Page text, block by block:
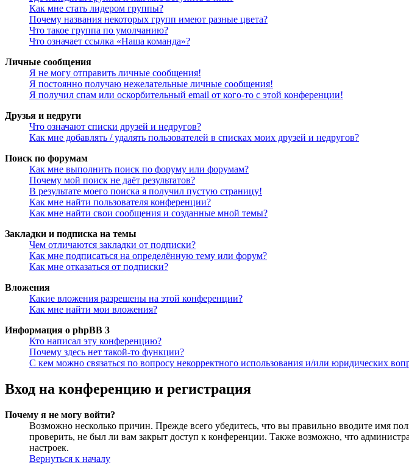
Как мне стать лидером группы?
Почему названия некоторых групп имеют разные цвета?
Что такое группа по умолчанию?
Что означает ссылка «Наша команда»?
Личные сообщения
Я не могу отправить личные сообщения!
Я постоянно получаю нежелательные личные сообщения!
Я получил спам или оскорбительный email от кого-то с этой конференции!
Друзья и недруги
Что означают списки друзей и недругов?
Как мне добавлять / удалять пользователей в списках моих друзей и недругов?
Поиск по форумам
Как мне выполнить поиск по форуму или форумам?
Почему мой поиск не даёт результатов?
В результате моего поиска я получил пустую страницу!
Как мне найти пользователя конференции?
Как мне найти свои сообщения и созданные мной темы?
Закладки и подписка на темы
Чем отличаются закладки от подписки?
Как мне подписаться на определённую тему или форум?
Как мне отказаться от подписки?
Вложения
Какие вложения разрешены на этой конференции?
Как мне найти мои вложения?
Информация о phpBB 3
Кто написал эту конференцию?
Почему здесь нет такой-то функции?
С кем можно связаться по вопросу некорректного использования и/или юридических
Вход на конференцию и регистрация
Почему я не могу войти?
Возможно несколько причин. Прежде всего убедитесь, что вы правильно вводите имя
проверить, не был ли вам закрыт доступ к конференции. Также возможно, что
настроек.
Вернуться к началу